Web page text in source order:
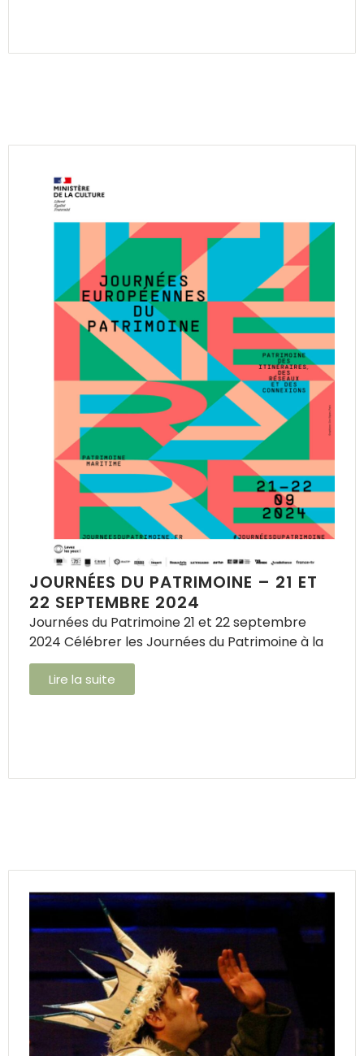
JOURNÉES DU PATRIMOINE – 21 ET
22 SEPTEMBRE 2024
Journées du Patrimoine 21 et 22 septembre
2024 Célébrer les Journées du Patrimoine à la
Lire la suite